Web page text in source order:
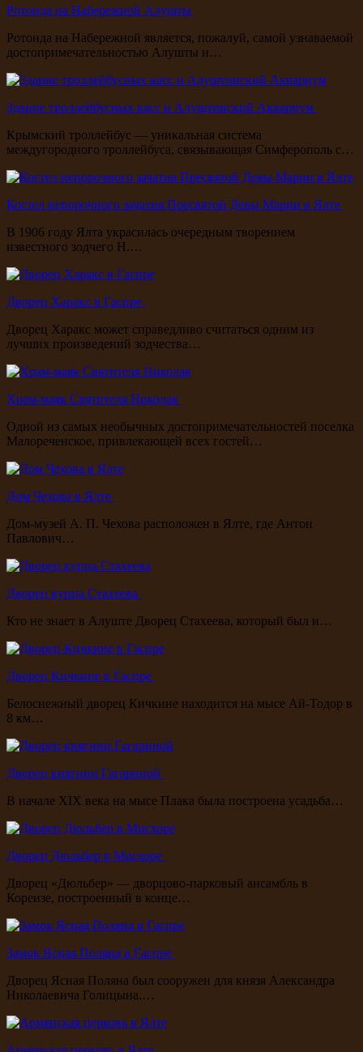
Ротонда на Набережной Алушты
Ротонда на Набережной является, пожалуй, самой узнаваемой
достопримечательностью Алушты и…
Здание троллейбусных касс и Алуштинский Аквариум
Крымский троллейбус — уникальная система
междугородного троллейбуса, связывающая Симферополь с…
Костел непорочного зачатия Пресвятой Девы Марии в Ялте
В 1906 году Ялта украсилась очередным творением
известного зодчего Н.…
Дворец Харакс в Гаспре
Дворец Харакс может справедливо считаться одним из
лучших произведений зодчества…
Храм-маяк Святителя Николая
Одной из самых необычных достопримечательностей поселка
Малореченское, привлекающей всех гостей…
Дом Чехова в Ялте
Дом-музей А. П. Чехова расположен в Ялте, где Антон
Павлович…
Дворец купца Стахеева
Кто не знает в Алуште Дворец Стахеева, который был и…
Дворец Кичкине в Гаспре
Белоснежный дворец Кичкине находится на мысе Ай-Тодор в
8 км…
Дворец княгини Гагариной
В начале XIX века на мысе Плака была построена усадьба…
Дворец Дюльбер в Мисхоре
Дворец «Дюльбер» — дворцово-парковый ансамбль в
Кореизе, построенный в конце…
Замок Ясная Поляна в Гаспре
Дворец Ясная Поляна был сооружен для князя Александра
Николаевича Голицына.…